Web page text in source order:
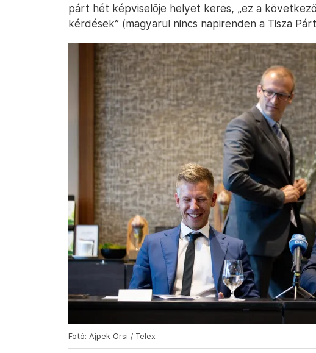
párt hét képviselője helyet keres, „ez a
kérdések” (magyarul nincs napirenden a Tisza
Fotó: Ajpek Orsi / Telex